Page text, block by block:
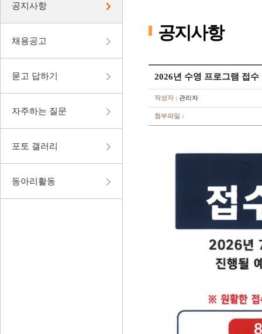
공지사항
채용공고
묻고 답하기
자주하는 질문
포토 갤러리
동아리활동
공지사항
2026년 수영 프로그램 접
작성자 : 관리자
첨부파일 :